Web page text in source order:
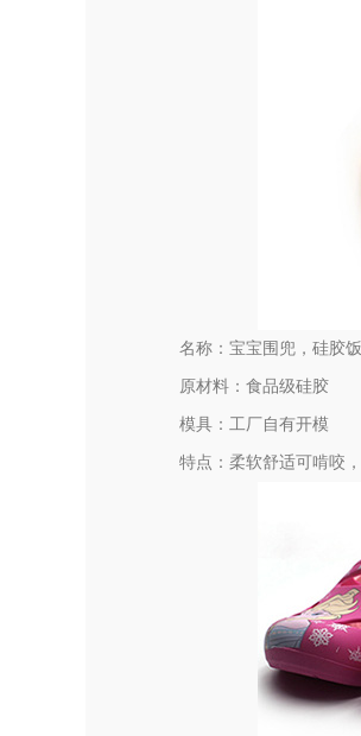
名称：宝宝围兜，硅胶
原材料：食品级硅胶
模具：工厂自有开模
特点：柔软舒适可啃咬